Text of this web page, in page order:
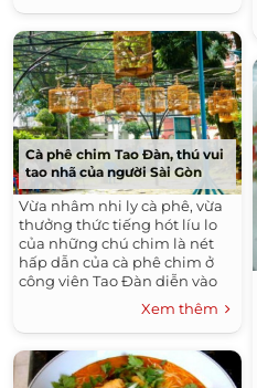
Cà phê chim Tao Đàn, thú vui
tao nhã của người Sài Gòn
Vừa nhâm nhi ly cà phê, vừa
thưởng thức tiếng hót líu lo
của những chú chim là nét
hấp dẫn của cà phê chim ở
công viên Tao Đàn diễn vào
những ngày cuối tuần.
Xem thêm